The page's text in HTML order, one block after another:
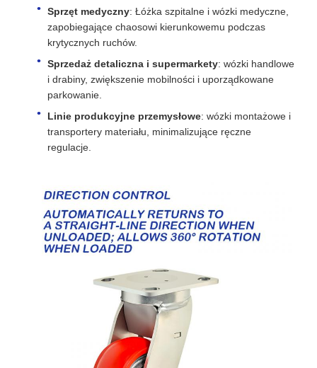
Sprzęt medyczny: Łóżka szpitalne i wózki medyczne,
zapobiegające chaosowi kierunkowemu podczas
krytycznych ruchów.
Sprzedaż detaliczna i supermarkety: wózki handlowe
i drabiny, zwiększenie mobilności i uporządkowane
parkowanie.
Linie produkcyjne przemysłowe: wózki montażowe i
transportery materiału, minimalizujące ręczne
regulacje.